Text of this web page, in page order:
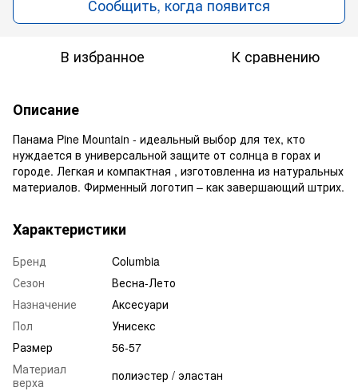
Сообщить, когда появится
В избранное К сравнению
Описание
Панама Pine Mountain - идеальный выбор для тех, кто
нуждается в универсальной защите от солнца в горах и
городе. Легкая и компактная , изготовленна из натуральных
материалов. Фирменный логотип – как завершающий штрих.
Характеристики
Бренд
Columbia
Сезон
Весна-Лето
Назначение
Аксесуари
Пол
Унисекс
Размер
56-57
Материал
верха
полиэстер / эластан